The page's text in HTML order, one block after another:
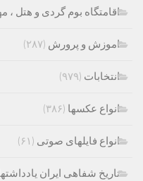
اقامتگاه بوم گردی و هتل ،
اموزش و پرورش (۲۸۷)
انتخابات (۹۷۹)
انواع عکسها (۳۸۶)
انواع فایلهای صوتی (۶۱)
تاریخ شفاهی ایران